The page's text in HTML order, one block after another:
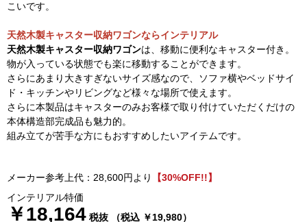
こいです。
天然木製キャスター収納ワゴンならインテリアル
天然木製キャスター収納ワゴンは、移動に便利なキャスター付き。
物が入っている状態でも楽に移動することができます。
さらにあまり大きすぎないサイズ感なので、ソファ横やベッドサイ
ド・キッチンやリビングなど様々な場所で使えます。
さらに本製品はキャスターのみお客様で取り付けていただくだけの
本体構造部完成品も魅力的。
組み立てが苦手な方にもおすすめしたいアイテムです。
メーカー参考上代：28,600円より
【30%OFF!!】
インテリアル特価
￥18,164 税抜 （税込 ￥19,980）